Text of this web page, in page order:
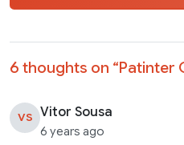
6 thoughts on “Patinter
VS Vitor Sousa
6 years ago